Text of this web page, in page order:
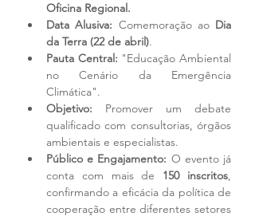
Oficina Regional.
Data Alusiva: Comemoração ao Dia
da Terra (22 de abril).
Pauta Central: "Educação Ambiental
no Cenário da Emergência
Climática".
Objetivo: Promover um debate
qualificado com consultorias, órgãos
ambientais e especialistas.
Público e Engajamento: O evento já
conta com mais de 150 inscritos,
confirmando a eficácia da política de
cooperação entre diferentes setores